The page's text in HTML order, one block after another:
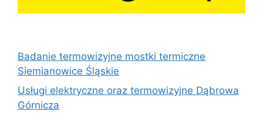
Badanie termowizyjne mostki termiczne
Siemianowice Śląskie
Usługi elektryczne oraz termowizyjne Dąbrowa
Górnicza